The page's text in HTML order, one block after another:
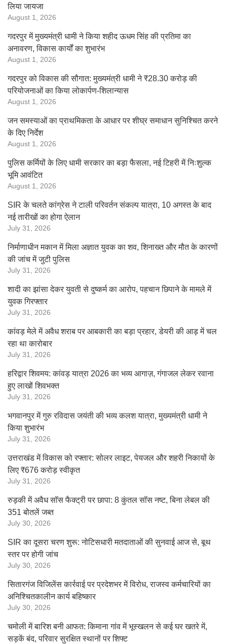
लिया जायजा
August 1, 2026
गदरपुर में मुख्यमंत्री धामी ने किया शहीद ऊधम सिंह की प्रतिमा का
अनावरण, विकास कार्यों का शुभारंभ
August 1, 2026
गदरपुर को विकास की सौगात: मुख्यमंत्री धामी ने ₹28.30 करोड़ की
परियोजनाओं का किया लोकार्पण-शिलान्यास
August 1, 2026
जन समस्याओं का प्राथमिकता के आधार पर शीघ्र समाधान सुनिश्चित करने
के दिए निर्देश
August 1, 2026
पुलिस कर्मियों के लिए धामी सरकार का बड़ा फैसला, नई टिहरी में निःशुल्क
भूमि आवंटित
August 1, 2026
SIR के चलते कांग्रेस ने टाली परिवर्तन संकल्प यात्रा, 10 अगस्त के बाद
नई तारीखों का होगा ऐलान
July 31, 2026
निर्माणाधीन मकान में मिला अज्ञात युवक का शव, शिनाख्त और मौत के कारणों
की जांच में जुटी पुलिस
July 31, 2026
शादी का झांसा देकर युवती से दुष्कर्म का आरोप, पहचान छिपाने के मामले में
युवक गिरफ्तार
July 31, 2026
कांवड़ मेले में अवैध शराब पर आबकारी का बड़ा प्रहार, डेयरी की आड़ में चल
रहा था कारोबार
July 31, 2026
हरिद्वार शिवमय: कांवड़ यात्रा 2026 का भव्य आगाज़, गंगाजल लेकर रवाना
हुए लाखों शिवभक्त
July 31, 2026
भगवानपुर में गुरु रविदास जयंती की भव्य कलश यात्रा, मुख्यमंत्री धामी ने
किया शुभारंभ
July 31, 2026
उत्तराखंड में विकास को रफ्तार: सोलर लाइट, पेयजल और शहरी निकायों के
लिए ₹676 करोड़ स्वीकृत
July 31, 2026
रुड़की में अवैध सॉस फैक्ट्री पर छापा: 8 कुंतल सॉस नष्ट, बिना लेबल की
351 बोतलें जब्त
July 30, 2026
SIR का दूसरा चरण शुरू: नोटिसधारी मतदाताओं की सुनवाई आज से, बूथ
स्तर पर होगी जांच
July 30, 2026
सितारगंज विजिलेंस कार्रवाई पर प्रदेशभर में विरोध, राजस्व कर्मचारियों का
अनिश्चितकालीन कार्य बहिष्कार
July 30, 2026
चमोली में बारिश बनी आफत: किमाना गांव में भूस्खलन से कई घर खतरे में,
सड़कें बंद, परिवार सुरक्षित स्थानों पर शिफ्ट